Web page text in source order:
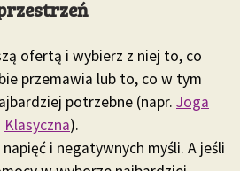
ofertą i wybierz z niej to, co
przemawia lub to, co w tym
potrzebne (napr. Joga
Klasyczna).
i negatywnych myśli. A jeśli